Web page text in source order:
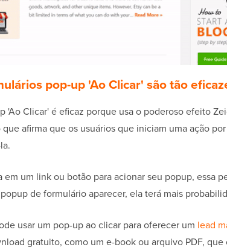
pop-up 'Ao Clicar' são tão
'Ao Clicar' é eficaz porque usa o poderoso efeito
afirma que os usuários que iniciam uma ação
um link ou botão para acionar seu popup, essa
de formulário aparecer, ela terá mais
usar um pop-up ao clicar para oferecer um lead
gratuito, como um e-book ou arquivo PDF, que